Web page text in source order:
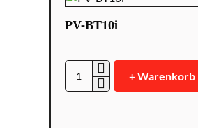
PV-BT10i
PV-
+ Warenkorb